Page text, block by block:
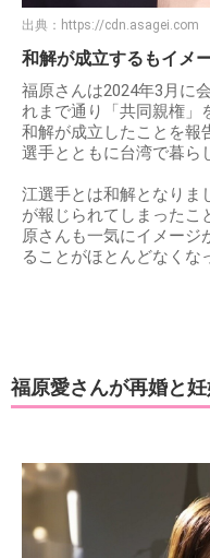
出典： https://cdn.asagei.com
和解が成立するもイメ
福原さんは2024年3月に
れまで通り「共同親権」
和解が成立したことを報
選手とともに台湾で暮ら
江選手とは和解となりま
が報じられてしまったこ
原さんも一気にイメージ
ることがほとんどなくな
福原愛さんが再婚と